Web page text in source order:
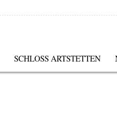
SCHLOSS ARTSTETTEN